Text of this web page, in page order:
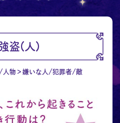
盗(人)
人物 嫌いな人/犯罪者/敵